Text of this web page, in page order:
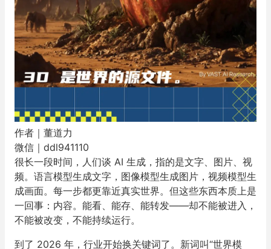
作者｜ 董道力
微信｜ ddl941110
很长一段时间，人们谈 AI 生成，指的是文字、图片、视
频。语言模型生成文字，图像模型生成图片，视频模型生
成画面。每一步都更靠近真实世界。但这些东西本质上是
一回事：内容。能看、能存、能转发——却不能被进入，
不能被改变，不能持续运行。
到了 2026 年，行业开始换关键词了。新词叫“世界模